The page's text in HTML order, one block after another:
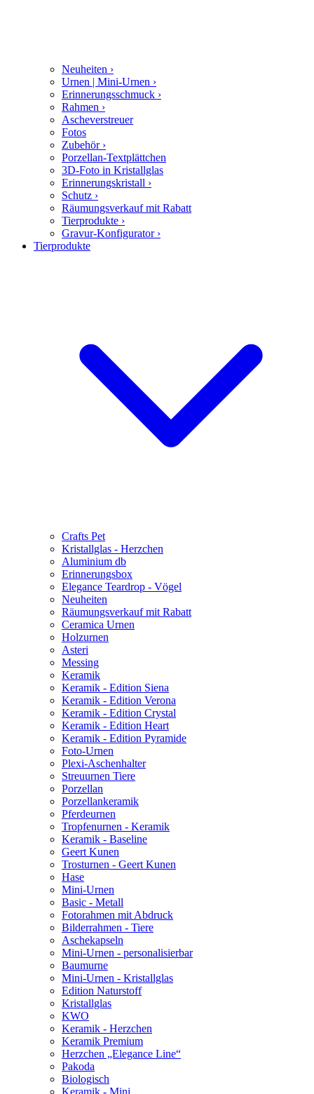
Neuheiten ›
Urnen | Mini-Urnen ›
Erinnerungsschmuck ›
Rahmen ›
Ascheverstreuer
Fotos
Zubehör ›
Porzellan-Textplättchen
3D-Foto in Kristallglas
Erinnerungskristall ›
Schutz ›
Räumungsverkauf mit Rabatt
Tierprodukte ›
Gravur-Konfigurator ›
Tierprodukte
Crafts Pet
Kristallglas - Herzchen
Aluminium db
Erinnerungsbox
Elegance Teardrop - Vögel
Neuheiten
Räumungsverkauf mit Rabatt
Ceramica Urnen
Holzurnen
Asteri
Messing
Keramik
Keramik - Edition Siena
Keramik - Edition Verona
Keramik - Edition Crystal
Keramik - Edition Heart
Keramik - Edition Pyramide
Foto-Urnen
Plexi-Aschenhalter
Streuurnen Tiere
Porzellan
Porzellankeramik
Pferdeurnen
Tropfenurnen - Keramik
Keramik - Baseline
Geert Kunen
Trosturnen - Geert Kunen
Hase
Mini-Urnen
Basic - Metall
Fotorahmen mit Abdruck
Bilderrahmen - Tiere
Aschekapseln
Mini-Urnen - personalisierbar
Baumurne
Mini-Urnen - Kristallglas
Edition Naturstoff
Kristallglas
KWO
Keramik - Herzchen
Keramik Premium
Herzchen „Elegance Line“
Pakoda
Biologisch
Keramik - Mini